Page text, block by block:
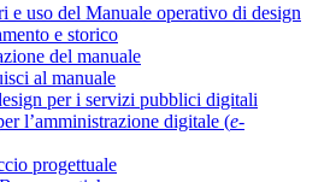
e uso del Manuale operativo di design
e storico
del manuale
al manuale
per i servizi pubblici digitali
l’amministrazione digitale (e-
progettuale